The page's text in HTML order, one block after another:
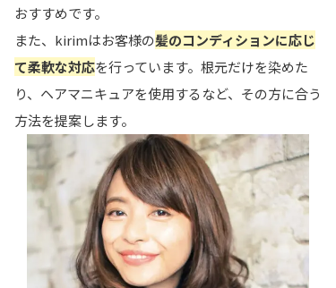
おすすめです。
また、kirimはお客様の髪のコンディションに応じ
て柔軟な対応を行っています。根元だけを染めた
り、ヘアマニキュアを使用するなど、その方に合う
方法を提案します。